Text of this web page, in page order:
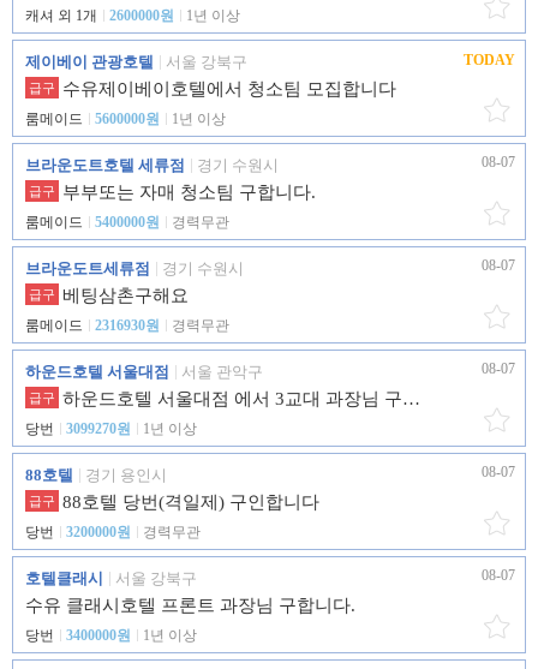
캐셔 외 1개 2600000원 1년 이상
제이베이 관광호텔 서울 강북구
급구 수유제이베이호텔에서 청소팀 모집합니다
룸메이드 5600000원 1년 이상
TODAY
브라운도트호텔 세류점 경기 수원시
급구 부부또는 자매 청소팀 구합니다.
룸메이드 5400000원 경력무관
08-07
브라운도트세류점 경기 수원시
급구 베팅삼촌구해요
룸메이드 2316930원 경력무관
08-07
하운드호텔 서울대점 서울 관악구
급구 하운드호텔 서울대점 에서 3교대 과장님 구인합니다.
당번 3099270원 1년 이상
08-07
88호텔 경기 용인시
급구 88호텔 당번(격일제) 구인합니다
당번 3200000원 경력무관
08-07
호텔클래시 서울 강북구
수유 클래시호텔 프론트 과장님 구합니다.
당번 3400000원 1년 이상
08-07